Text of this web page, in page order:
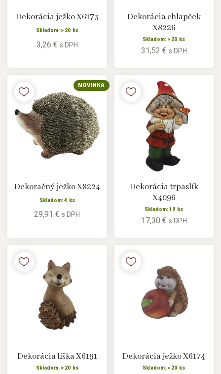
Dekorácia ježko X6173
Skladom: > 20 ks
3,26 € s DPH
Dekorácia chlapček
X8226
Skladom: > 20 ks
31,52 € s DPH
NOVINKA
Dekoračný ježko X8224
Skladom: 4 ks
29,91 €s DPH
Dekorácia trpaslík
X4096
Skladom: 19 ks
17,30 € s DPH
Dekorácia líška X6191
Skladom: > 20 ks
Dekorácia ježko X6174
Skladom: > 20 ks